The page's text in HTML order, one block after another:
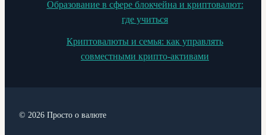
Образование в сфере блокчейна и криптовалют:
где учиться
Криптовалюты и семья: как управлять
совместными крипто-активами
© 2026 Просто о валюте